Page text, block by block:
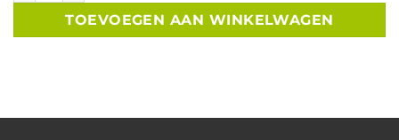
TOEVOEGEN AAN WINKELWAGEN